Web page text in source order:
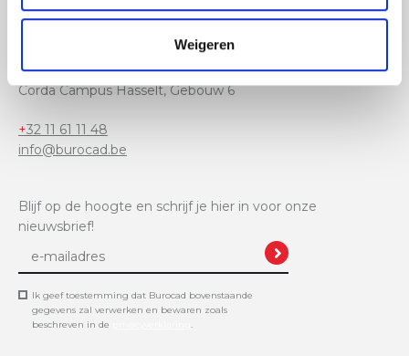
Weigeren
Blijf op de hoogte en schrijf je hier in voor onze
nieuwsbrief!
Ik geef toestemming dat Burocad bovenstaande
gegevens zal verwerken en bewaren zoals
beschreven in de
3990 Peer
Afhaling van je bestellingen mogelijk in de lockers van
Burocad:
Corda Campus Hasselt, Gebouw 6
+32 11 61 11 48
info@burocad.be